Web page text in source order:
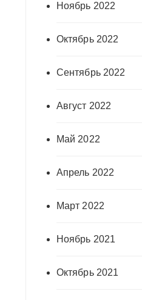
Ноябрь 2022
Октябрь 2022
Сентябрь 2022
Август 2022
Май 2022
Апрель 2022
Март 2022
Ноябрь 2021
Октябрь 2021